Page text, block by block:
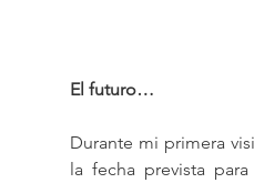
El futuro…
Durante mi primera
la fecha prevista